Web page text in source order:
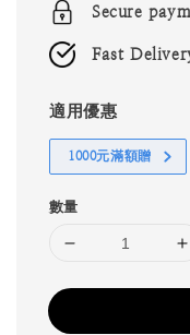
Secure
Fast
適用優惠
1000元滿額贈
數量